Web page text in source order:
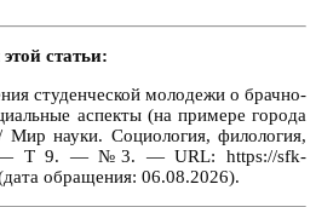
статьи:
студенческой молодежи о брачно-
аспекты (на примере города
науки. Социология, филология,
— Т 9. — №3. — URL: https://sfk-
обращения: 06.08.2026).